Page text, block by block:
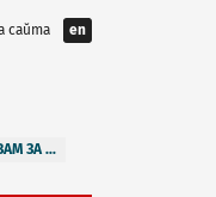
сайта en
ЗА ...